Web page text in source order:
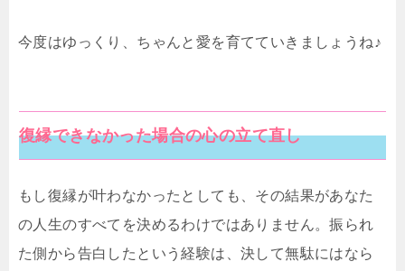
今度はゆっくり、ちゃんと愛を育てていきましょうね♪
復縁できなかった場合の心の立て直し
もし復縁が叶わなかったとしても、その結果があなた
の人生のすべてを決めるわけではありません。振られ
た側から告白したという経験は、決して無駄にはなら